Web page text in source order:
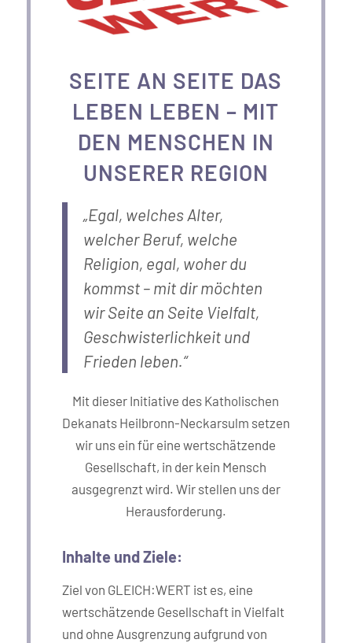
SEITE AN SEITE DAS
LEBEN LEBEN – MIT
DEN MENSCHEN IN
UNSERER REGION
„Egal, welches Alter,
welcher Beruf, welche
Religion, egal, woher du
kommst – mit dir möchten
wir Seite an Seite Vielfalt,
Geschwisterlichkeit und
Frieden leben.“
Mit dieser Initiative des Katholischen
Dekanats Heilbronn-Neckarsulm setzen
wir uns ein für eine wertschätzende
Gesellschaft, in der kein Mensch
ausgegrenzt wird. Wir stellen uns der
Herausforderung.
Inhalte und Ziele:
Ziel von GLEICH:WERT ist es, eine
wertschätzende Gesellschaft in Vielfalt
und ohne Ausgrenzung aufgrund von